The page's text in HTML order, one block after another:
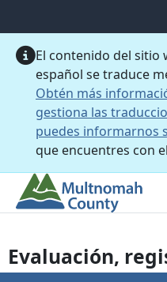
El contenido del sitio
español se traduce
Obtén más
gestiona las
puedes informarnos
que encuentres con
Evaluación,